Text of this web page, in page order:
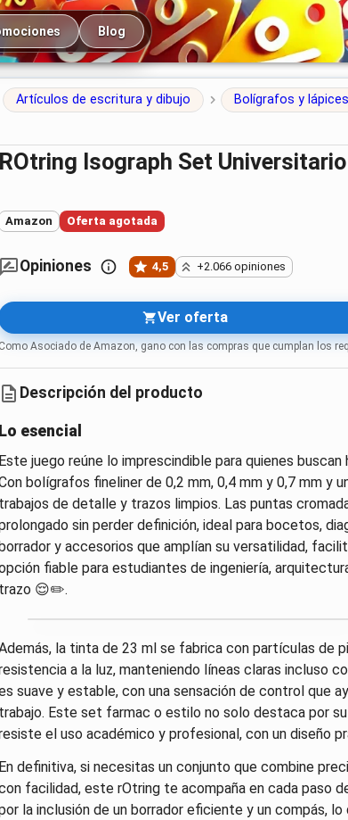
Blog
Artículos de escritura y dibujo Bolígrafos y lápices
rOtring Isograph Set
Amazon Oferta agotada
Opiniones 4,5 +2.066 opiniones
Ver oferta
Como Asociado de Amazon, gano con las compras que cumplan los
Descripción del producto
Lo esencial
Este juego reúne lo imprescindible para quienes
bolígrafos fineliner de 0,2 mm, 0,4 mm y 0,7 mm y
trabajos de detalle y trazos limpios. Las puntas
sin perder definición, ideal para bocetos,
y accesorios que amplían su versatilidad,
fiable para estudiantes de ingeniería,
trazo 😌✏️.
la tinta de 23 ml se fabrica con partículas de
a la luz, manteniendo líneas claras incluso
suave y estable, con una sensación de control que
trabajo. Este set farmac o estilo no solo destaca por
el uso académico y profesional, con un diseño
En definitiva, si necesitas un conjunto que combine
facilidad, este rOtring te acompaña en cada paso
la inclusión de un borrador eficiente y un compás,